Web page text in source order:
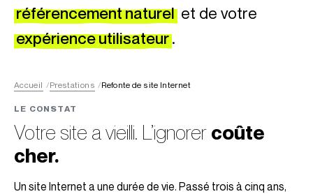
référencement naturelet de votre
expérience utilisateur.
Accueil Prestations Refonte de site Internet
LE CONSTAT
Votre site a vieilli. L’ignorer coûte
cher.
Un site Internet a une durée de vie. Passé trois à cinq ans,